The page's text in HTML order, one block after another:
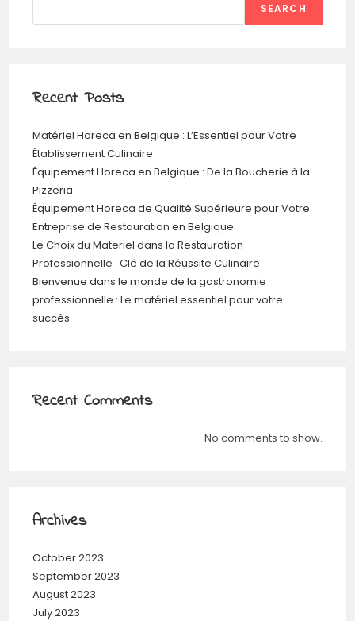
SEARCH
Recent Posts
Matériel Horeca en Belgique : L’Essentiel pour Votre
Établissement Culinaire
Équipement Horeca en Belgique : De la Boucherie à la
Pizzeria
Équipement Horeca de Qualité Supérieure pour Votre
Entreprise de Restauration en Belgique
Le Choix du Materiel dans la Restauration
Professionnelle : Clé de la Réussite Culinaire
Bienvenue dans le monde de la gastronomie
professionnelle : Le matériel essentiel pour votre
succès
Recent Comments
No comments to show.
Archives
October 2023
September 2023
August 2023
July 2023